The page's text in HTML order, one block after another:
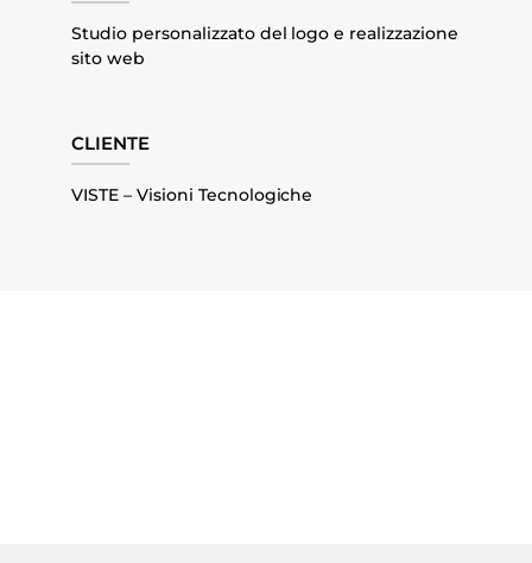
Studio personalizzato del logo e realizzazione
sito web
CLIENTE
VISTE – Visioni Tecnologiche